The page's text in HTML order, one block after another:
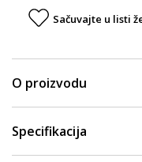
Sačuvajte u listi
O proizvodu
Specifikacija